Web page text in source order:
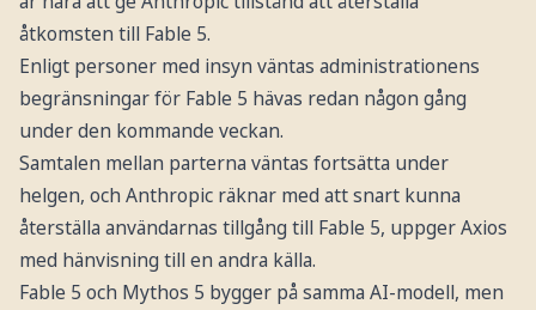
åtkomsten till Fable 5.
Enligt personer med insyn väntas administrationens
begränsningar för Fable 5 hävas redan någon gång
under den kommande veckan.
Samtalen mellan parterna väntas fortsätta under
helgen, och Anthropic räknar med att snart kunna
återställa användarnas tillgång till Fable 5, uppger Axios
med hänvisning till en andra källa.
Fable 5 och Mythos 5 bygger på samma AI-modell, men